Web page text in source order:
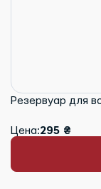
Резервуар для
Цена:295 ₴